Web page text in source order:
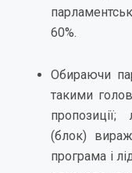
60%.
Обираючи
такими
(блок)
програма і